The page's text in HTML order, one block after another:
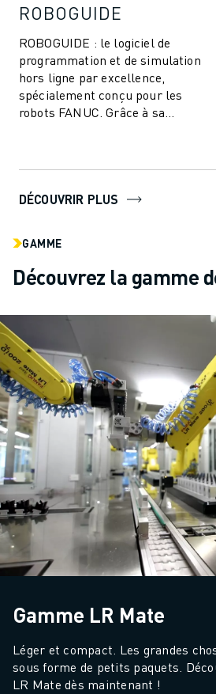
ROBOGUIDE
ROBOGUIDE : le logiciel de
programmation et de simulation
hors ligne par excellence,
spécialement conçu pour les
robots FANUC. Grâce à sa
DÉCOUVRIR PLUS
GAMME
Découvrez la gamme
Gamme LR Mate
Léger et compact. Les grandes
sous forme de petits paquets.
LR Mate dès maintenant !